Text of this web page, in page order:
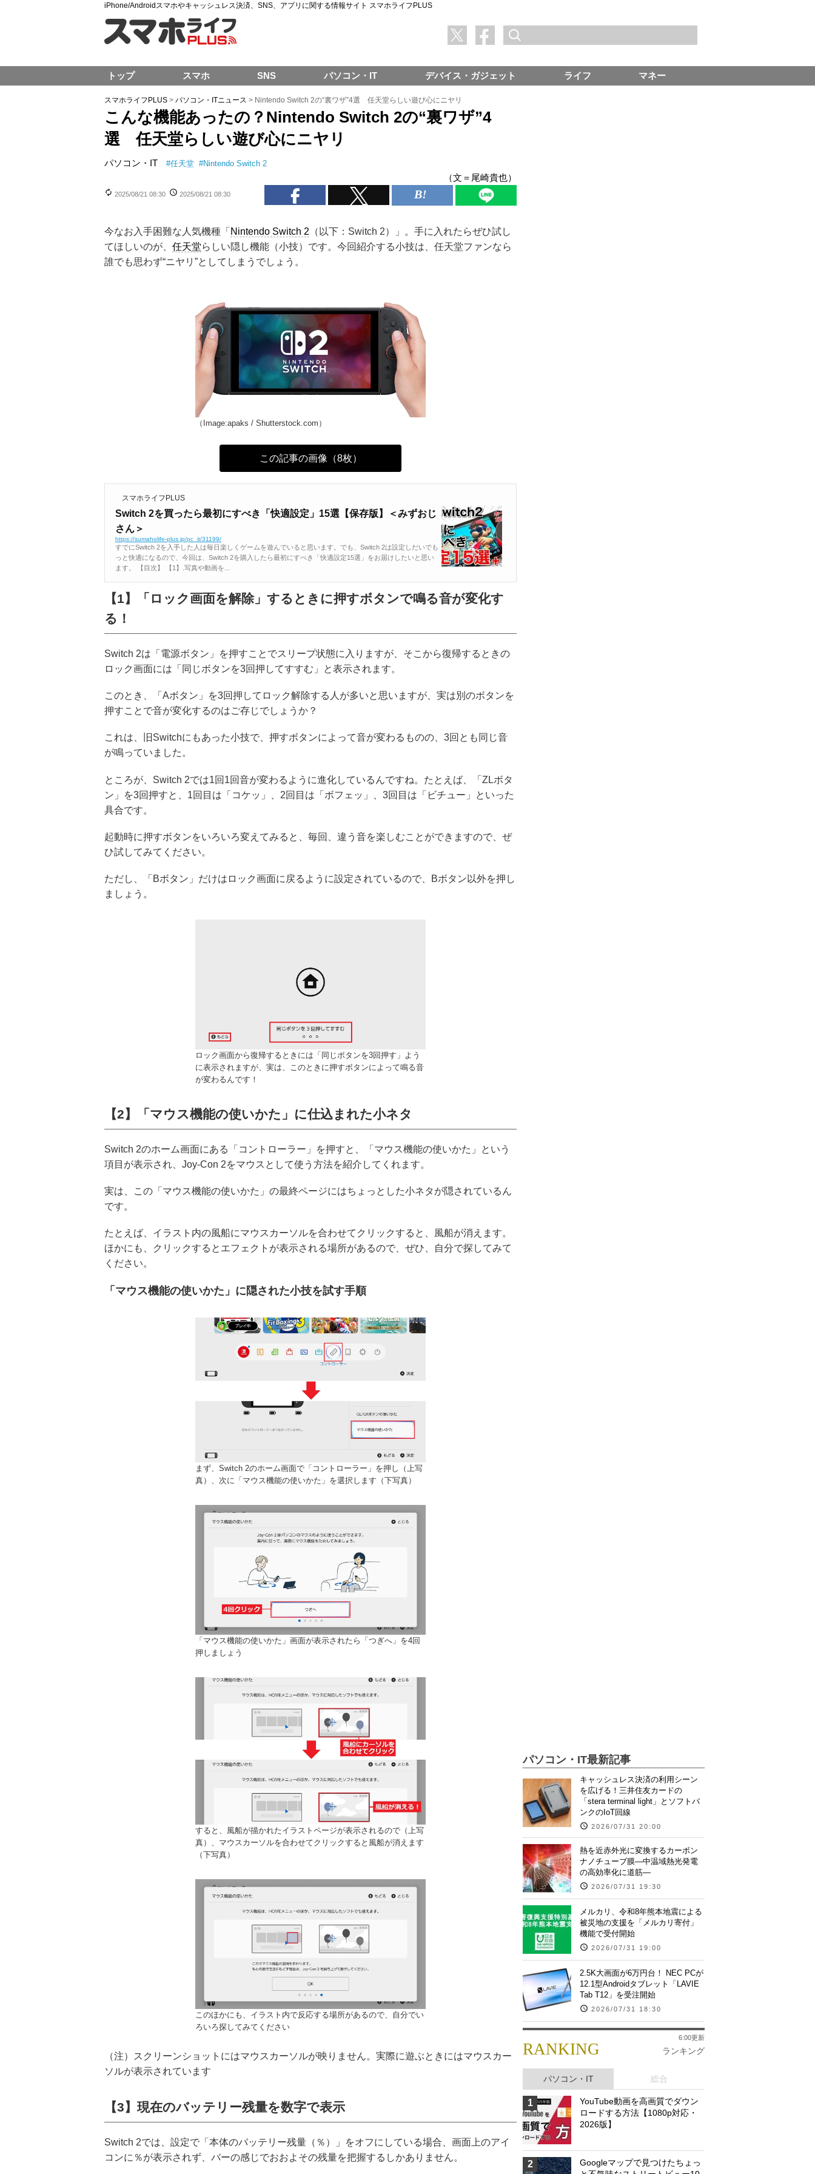
iPhone/Androidスマホやキャッシュレス決済、SNS、アプリに関する情報サイト スマホライフPLUS
スマホライフPLUS > パソコン・ITニュース > Nintendo Switch 2の“裏ワザ”4選 任天堂らしい遊び心にニヤリ
こんな機能あったの？Nintendo Switch 2の“裏ワザ”4
選 任天堂らしい遊び心にニヤリ
パソコン・IT #任天堂 #Nintendo Switch 2
（文＝尾崎貴也）
2025/08/21 08:30 2025/08/21 08:30
今なお入手困難な人気機種「 Nintendo Switch 2 （以下：Switch 2）」。手に入れたらぜひ試し
てほしいのが、 任天堂らしい隠し機能（小技）です。今回紹介する小技は、任天堂ファンなら
誰でも思わず“ニヤリ”としてしまうでしょう。
（Image:apaks / Shutterstock.com）
この記事の画像（8枚）
スマホライフPLUS
Switch 2を買ったら最初にすべき「快適設定」15選【保存版】＜みずおじ
さん＞
https://sumaholife-plus.jp/pc_it/31199/
すでにSwitch 2を入手した人は毎日楽しくゲームを遊んでいると思います。でも、Switch 2は設定しだいでも
っと快適になるので、今回は、Switch 2を購入したら最初にすべき「快適設定15選」をお届けしたいと思い
ます。 【目次】 【1】.写真や動画を...
【1】「ロック画面を解除」するときに押すボタンで鳴る音が変化す
る！
Switch 2は「電源ボタン」を押すことでスリープ状態に入りますが、そこから復帰するときの
ロック画面には「同じボタンを3回押してすすむ」と表示されます。
このとき、「Aボタン」を3回押してロック解除する人が多いと思いますが、実は別のボタンを
押すことで音が変化するのはご存じでしょうか？
これは、旧Switchにもあった小技で、押すボタンによって音が変わるものの、3回とも同じ音
が鳴っていました。
ところが、Switch 2では1回1回音が変わるように進化しているんですね。たとえば、「ZLボタ
ン」を3回押すと、1回目は「コケッ」、2回目は「ボフェッ」、3回目は「ビチュー」といった
具合です。
起動時に押すボタンをいろいろ変えてみると、毎回、違う音を楽しむことができますので、ぜ
ひ試してみてください。
ただし、「Bボタン」だけはロック画面に戻るように設定されているので、Bボタン以外を押し
ましょう。
ロック画面から復帰するときには「同じボタンを3回押す」よう
に表示されますが、実は、このときに押すボタンによって鳴る音
が変わるんです！
【2】「マウス機能の使いかた」に仕込まれた小ネタ
Switch 2のホーム画面にある「コントローラー」を押すと、「マウス機能の使いかた」という
項目が表示され、Joy-Con 2をマウスとして使う方法を紹介してくれます。
実は、この「マウス機能の使いかた」の最終ページにはちょっとした小ネタが隠されているん
です。
たとえば、イラスト内の風船にマウスカーソルを合わせてクリックすると、風船が消えます。
ほかにも、クリックするとエフェクトが表示される場所があるので、ぜひ、自分で探してみて
ください。
「マウス機能の使いかた」に隠された小技を試す手順
まず、Switch 2のホーム画面で「コントローラー」を押し（上写
真）、次に「マウス機能の使いかた」を選択します（下写真）
「マウス機能の使いかた」画面が表示されたら「つぎへ」を4回
押しましょう
すると、風船が描かれたイラストページが表示されるので（上写
真）、マウスカーソルを合わせてクリックすると風船が消えます
（下写真）
このほかにも、イラスト内で反応する場所があるので、自分でい
ろいろ探してみてください
（注）スクリーンショットにはマウスカーソルが映りません。実際に遊ぶときにはマウスカー
ソルが表示されています
【3】現在のバッテリー残量を数字で表示
Switch 2では、設定で「本体のバッテリー残量（％）」をオフにしている場合、画面上のアイ
コンに％が表示されず、バーの感じでおおよその残量を把握するしかありません。
パソコン・IT最新記事
キャッシュレス決済の利用シーン
を広げる！三井住友カードの
「stera terminal light」とソフトバ
ンクのIoT回線
2026/07/31 20:00
熱を近赤外光に変換するカーボン
ナノチューブ膜―中温域熱光発電
の高効率化に道筋―
2026/07/31 19:30
メルカリ、令和8年熊本地震による
被災地の支援を「メルカリ寄付」
機能で受付開始
2026/07/31 19:00
2.5K大画面が6万円台！ NEC PCが
12.1型Androidタブレット「LAVIE
Tab T12」を受注開始
2026/07/31 18:30
RANKING ランキング
6:00更新
パソコン・IT 総合
1
YouTube動画を高画質でダウン
ロードする方法【1080p対応・
2026版】
2
Googleマップで見つけたちょっ
トップ スマホ SNS パソコン・IT デバイス・ガジェット ライフ マネー